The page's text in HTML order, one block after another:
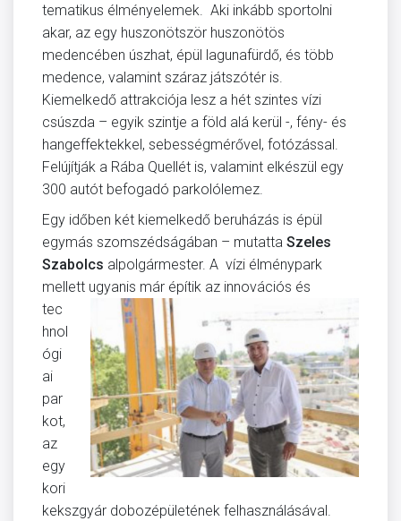
tematikus élményelemek. Aki inkább sportolni
akar, az egy huszonötször huszonötös
medencében úszhat, épül lagunafürdő, és több
medence, valamint száraz játszótér is.
Kiemelkedő attrakciója lesz a hét szintes vízi
csúszda – egyik szintje a föld alá kerül -, fény- és
hangeffektekkel, sebességmérővel, fotózással.
Felújítják a Rába Quellét is, valamint elkészül egy
300 autót befogadó parkolólemez.
Egy időben két kiemelkedő beruházás is épül
egymás szomszédságában – mutatta Szeles
Szabolcs alpolgármester. A vízi élménypark
mellett ugyanis már építik az innovációs és
tec
hnol
ógi
ai
par
kot,
az
egy
kori
kekszgyár dobozépületének felhasználásával.